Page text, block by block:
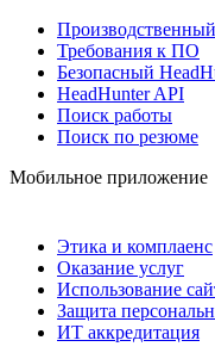
Требования к ПО
Безопасный
HeadHunter API
Поиск работы
Поиск по резюме
Мобильное приложение
Этика и комплаенс
Оказание услуг
Использование
Защита
ИТ аккредитация